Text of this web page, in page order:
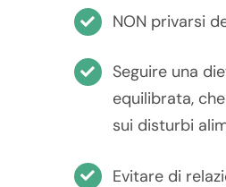
NON privarsi
Seguire una
equilibrata,
sui disturbi
Evitare di